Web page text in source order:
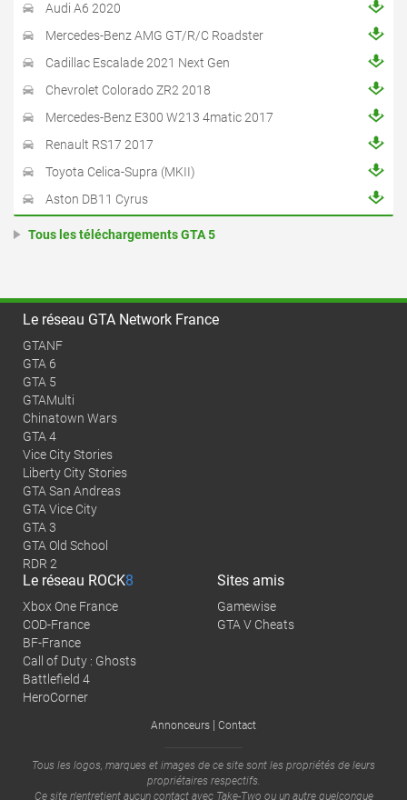
Audi A6 2020
Mercedes-Benz AMG GT/R/C Roadster
Cadillac Escalade 2021 Next Gen
Chevrolet Colorado ZR2 2018
Mercedes-Benz E300 W213 4matic 2017
Renault RS17 2017
Toyota Celica-Supra (MKII)
Aston DB11 Cyrus
Tous les téléchargements GTA 5
Le réseau GTA Network France
GTANF
GTA 6
GTA 5
GTAMulti
Chinatown Wars
GTA 4
Vice City Stories
Liberty City Stories
GTA San Andreas
GTA Vice City
GTA 3
GTA Old School
RDR 2
Le réseau ROCK8
Xbox One France
COD-France
BF-France
Call of Duty : Ghosts
Battlefield 4
HeroCorner
Sites amis
Gamewise
GTA V Cheats
Annonceurs | Contact
Tous les logos, marques et images de ce site sont les propriétés de leurs
propriétaires respectifs.
Ce site n'entretient aucun contact avec Take-Two ou un autre quelconque